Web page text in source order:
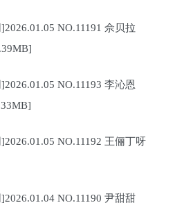
NO.11191 佘贝拉
NO.11193 李沁恩
NO.11192 王俪丁呀
NO.11190 尹甜甜